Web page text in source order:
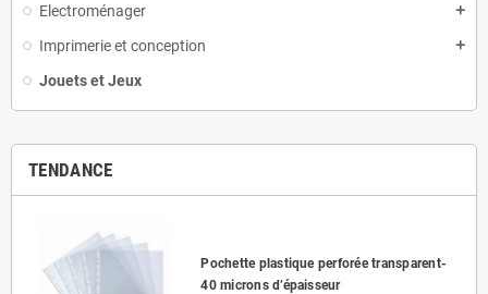
Electroménager
Imprimerie et conception
Jouets et Jeux
TENDANCE
Pochette plastique perforée transparent-
40 microns d’épaisseur